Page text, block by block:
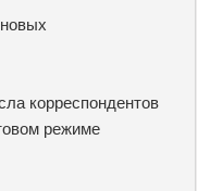
корреспондентов
режиме